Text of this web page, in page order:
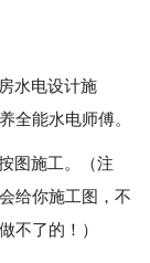
水电设计施
全能水电师傅。
图施工。（注
给你施工图，不
不了的！）